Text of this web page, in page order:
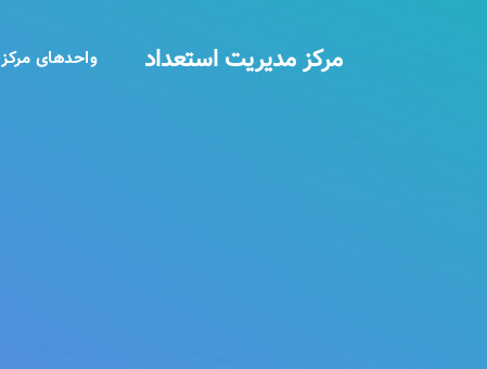
مرکز مدیریت استعداد واحدهای مرکز